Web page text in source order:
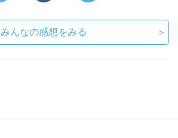
みんなの感想をみる ＞